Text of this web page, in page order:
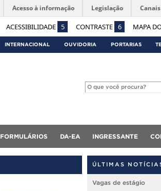
ACESSIBILIDADE 5 CONTRASTE 6 MAPA
Acesso à informação Legislação Canais
INTERNACIONAL OUVIDORIA PORTARIAS
FORMULÁRIOS DA-EA INGRESSANTE
ÚLTIMAS
Vagas de estágio